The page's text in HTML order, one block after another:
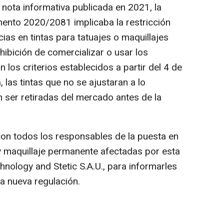
informativa publicada en 2021, la
2020/2081 implicaba la restricción
en tintas para tatuajes o maquillajes
de comercializar o usar los
los criterios establecidos a partir del 4 de
las tintas que no se ajustaran a lo
retiradas del mercado antes de la
todos los responsables de la puesta en
permanente afectadas por esta
and Stetic S.A.U., para informarles
nueva regulación.